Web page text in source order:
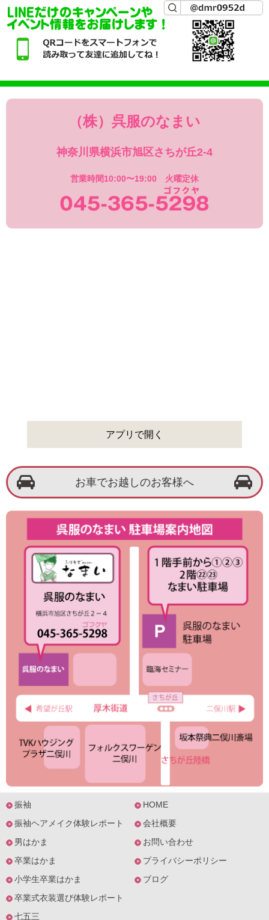
（株）呉服のなまい
神奈川県横浜市旭区さちが丘2-4
営業時間10:00〜19:00 火曜定休
アプリで開く
お車でお越しのお客様へ
HOME
会社概要
お問い合わせ
プライバシーポリシー
ブログ
振袖
振袖ヘアメイク体験レポート
男はかま
卒業はかま
小学生卒業はかま
卒業式衣装選び体験レポート
七五三